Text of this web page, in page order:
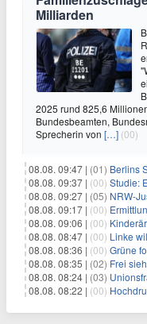
Milliarden
2025 rund 825,6
Bundesbeamten,
Sprecherin von […] (00)
08.08. 09:47 | (01) Berlins
08.08. 09:37 | (00) Studie:
08.08. 09:27 | (05) NRW-
08.08. 09:17 | (00)
08.08. 09:06 | (00)
08.08. 08:47 | (00) Linke
08.08. 08:36 | (00) Grüne
08.08. 08:35 | (02) Frei sieht
08.08. 08:24 | (03)
08.08. 08:22 | (00)